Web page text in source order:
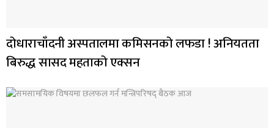
दोधाराचाँदनी अस्पतालमा कमिसनको लफडा ! अनियतता
बिरुद्ध सासद महताको एक्सन